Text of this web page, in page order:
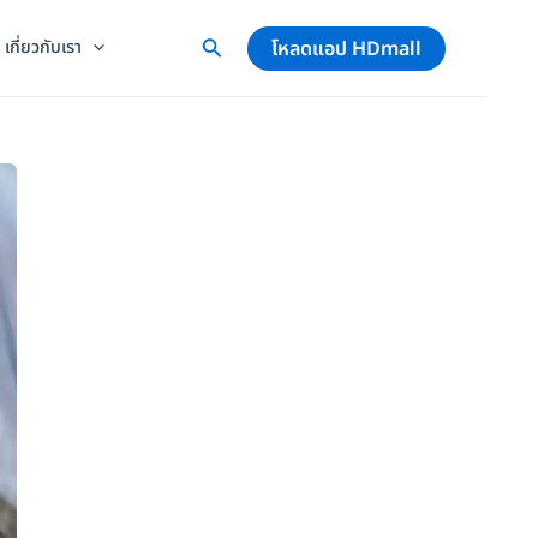
เกี่ยวกับเรา โหลดแอป HDmall